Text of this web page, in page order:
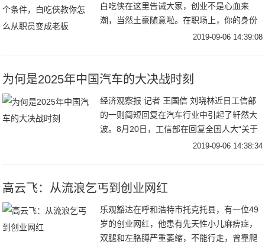
白吃侠在这里告诫大家，创业不是心血来
潮，当然土豪随意啦。在职场上，你的身份
突然从员工变成了老板，都需要哪些能力
2019-09-06 14:39:08
为何是2025年中国汽车的大决战时刻
经济观察报 记者 王国信 刘晓林近日工信部
的一则简短回复在汽车行业中引起了轩然大
波。8月20日，工信部在回复全国人大“关于
研究制定禁售燃油车时间表加快建设汽车强
2019-09-06 14:38:34
高云飞：从流浪乞丐到创业网红
乐观豁达在呼和浩特市托克托县，有一位49
岁的创业网红，他患有先天性小儿麻痹症，
双腿和左胳膊严重萎缩，不能行走，曾靠爬